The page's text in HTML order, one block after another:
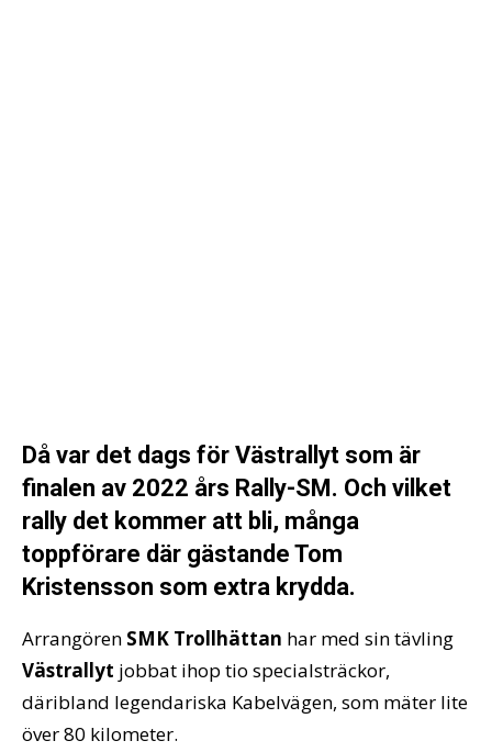
Då var det dags för Västrallyt som är
finalen av 2022 års Rally-SM. Och vilket
rally det kommer att bli, många
toppförare där gästande Tom
Kristensson som extra krydda.
Arrangören SMK Trollhättan har med sin tävling
Västrallyt jobbat ihop tio specialsträckor,
däribland legendariska Kabelvägen, som mäter lite
över 80 kilometer.